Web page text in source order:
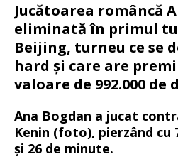
Jucătoarea româncă
eliminată în primul
Beijing, turneu ce se
hard și care are
valoare de 992.000 de
Ana Bogdan a jucat
Kenin (foto), pierzând cu
și 26 de minute.